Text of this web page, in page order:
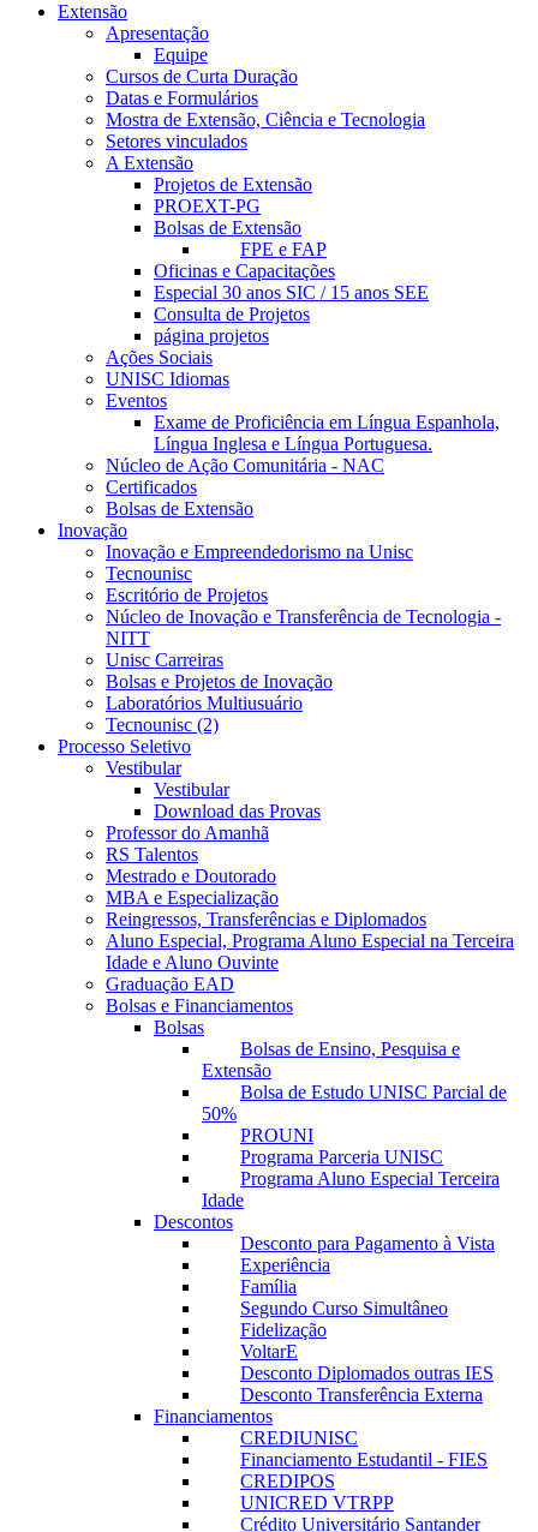
Extensão
Apresentação
Equipe
Cursos de Curta Duração
Datas e Formulários
Mostra de Extensão, Ciência e Tecnologia
Setores vinculados
A Extensão
Projetos de Extensão
PROEXT-PG
Bolsas de Extensão
FPE e FAP
Oficinas e Capacitações
Especial 30 anos SIC / 15 anos SEE
Consulta de Projetos
página projetos
Ações Sociais
UNISC Idiomas
Eventos
Exame de Proficiência em Língua Espanhola,
Língua Inglesa e Língua Portuguesa.
Núcleo de Ação Comunitária - NAC
Certificados
Bolsas de Extensão
Inovação
Inovação e Empreendedorismo na Unisc
Tecnounisc
Escritório de Projetos
Núcleo de Inovação e Transferência de Tecnologia -
NITT
Unisc Carreiras
Bolsas e Projetos de Inovação
Laboratórios Multiusuário
Tecnounisc (2)
Processo Seletivo
Vestibular
Vestibular
Download das Provas
Professor do Amanhã
RS Talentos
Mestrado e Doutorado
MBA e Especialização
Reingressos, Transferências e Diplomados
Aluno Especial, Programa Aluno Especial na Terceira
Idade e Aluno Ouvinte
Graduação EAD
Bolsas e Financiamentos
Bolsas
Bolsas de Ensino, Pesquisa e
Extensão
Bolsa de Estudo UNISC Parcial de
50%
PROUNI
Programa Parceria UNISC
Programa Aluno Especial Terceira
Idade
Descontos
Desconto para Pagamento à Vista
Experiência
Família
Segundo Curso Simultâneo
Fidelização
VoltarE
Desconto Diplomados outras IES
Desconto Transferência Externa
Financiamentos
CREDIUNISC
Financiamento Estudantil - FIES
CREDIPOS
UNICRED VTRPP
Crédito Universitário Santander